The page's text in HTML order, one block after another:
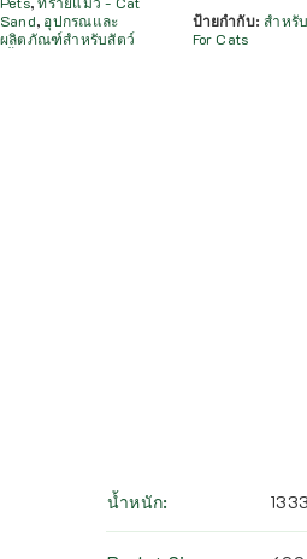
Sand, อุปกรณและ
ผลิตภัณฑ์สำหรับสัตว์
ป้ายกำกับ:สำหรั
For Cats
น้ำหนัก